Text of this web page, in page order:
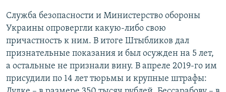
Служба безопасности и Министерство обороны
Украины опровергли какую-либо свою
причастность к ним. В итоге Штыбликов дал
признательные показания и был осужден на 5 лет,
а остальные не признали вину. В апреле 2019-го им
присудили по 14 лет тюрьмы и крупные штрафы: